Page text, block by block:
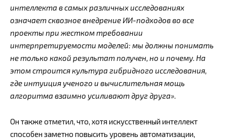
интеллекта в самых различных исследованиях
означает сквозное внедрение ИИ-подходов во все
проекты при жестком требовании
интерпретируемости моделей: мы должны понимать
не только какой результат получен, но и почему. На
этом строится культура гибридного исследования,
где интуиция ученого и вычислительная мощь
алгоритма взаимно усиливают друг друга».
Он также отметил, что, хотя искусственный интеллект
способен заметно повысить уровень автоматизации,